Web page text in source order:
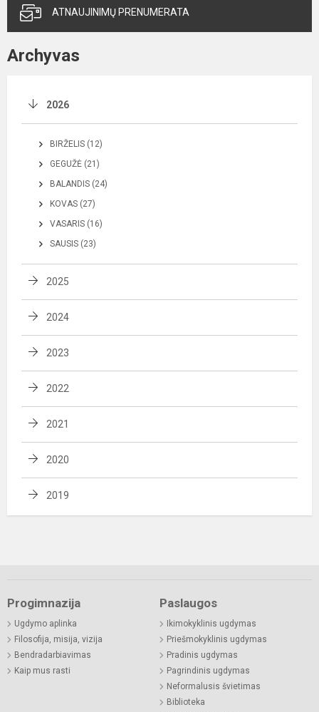
ATNAUJINIMŲ PRENUMERATA
Archyvas
2026
BIRŽELIS (12)
GEGUŽĖ (21)
BALANDIS (24)
KOVAS (27)
VASARIS (16)
SAUSIS (23)
2025
2024
2023
2022
2021
2020
2019
Progimnazija
Ugdymo aplinka
Filosofija, misija, vizija
Bendradarbiavimas
Kaip mus rasti
Paslaugos
Ikimokyklinis ugdymas
Priešmokyklinis ugdymas
Pradinis ugdymas
Pagrindinis ugdymas
Neformalusis švietimas
Biblioteka